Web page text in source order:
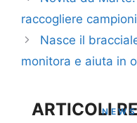
raccogliere
Nasce il
monitora e aiuta in
ARTICOLINEWS